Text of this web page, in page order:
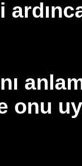
onu